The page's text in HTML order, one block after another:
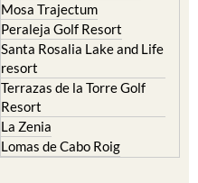
Mosa Trajectum
Peraleja Golf Resort
Santa Rosalia Lake and Life
resort
Terrazas de la Torre Golf
Resort
La Zenia
Lomas de Cabo Roig